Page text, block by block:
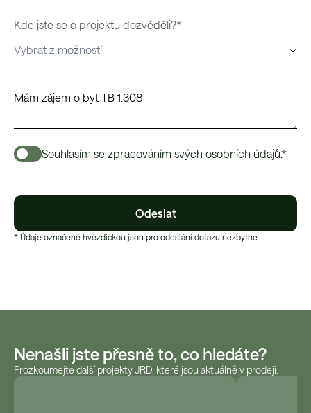
Kde jste se o projektu dozvěděli?*
Souhlasím se zpracováním svých osobních údajů.*
Odeslat
* Údaje označené hvězdičkou jsou pro odeslání dotazu nezbytné.
Nenašli jste přesně to, co hledáte?
Prozkoumejte další projekty JRD, které jsou aktuálně v prodeji.